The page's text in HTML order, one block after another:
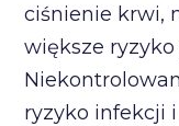
ciśnienie krwi,
większe ryzyko
ryzyko infekcji